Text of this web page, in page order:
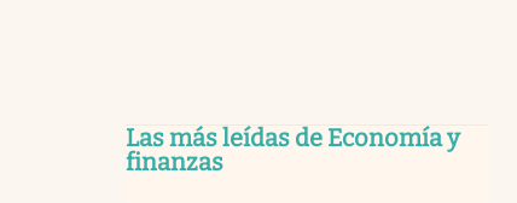
Las más leídas de Economía y
finanzas